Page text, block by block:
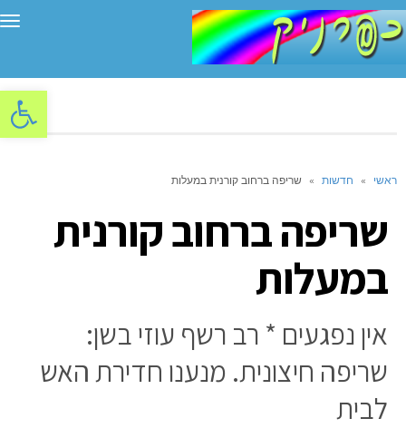
פתח
ראשי » חדשות » שריפה ברחוב קורנית במעלות
שריפה ברחוב קורנית
במעלות
אין נפגעים * רב רשף עוזי בשן:
שריפה חיצונית. מנענו חדירת האש
לבית